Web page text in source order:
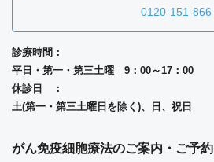
0120-151-866
診療時間：
平日・第一・第三土曜 9：00～17：00
休診日 ：
土(第一・第三土曜日を除く)、日、祝日
がん免疫細胞療法のご案内・ご予約